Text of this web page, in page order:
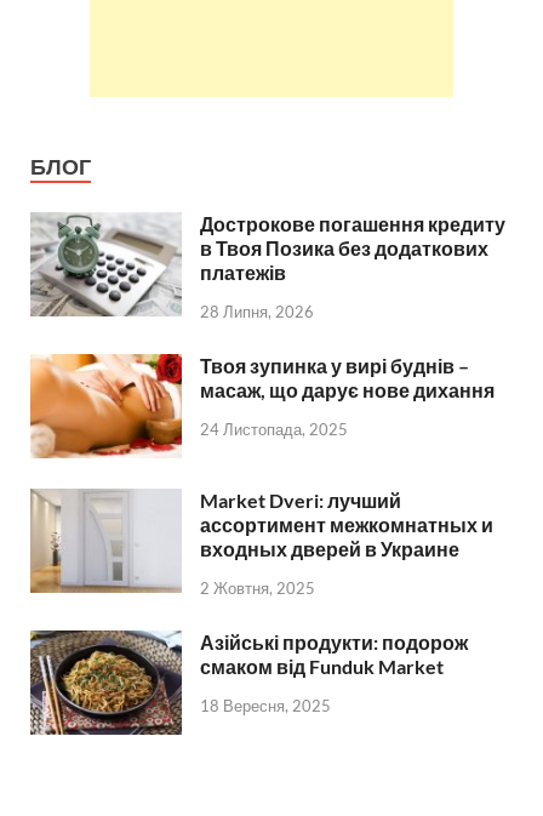
БЛОГ
Дострокове погашення кредиту
в Твоя Позика без додаткових
платежів
28 Липня, 2026
Твоя зупинка у вирі буднів –
масаж, що дарує нове дихання
24 Листопада, 2025
Market Dveri: лучший
ассортимент межкомнатных и
входных дверей в Украине
2 Жовтня, 2025
Азійські продукти: подорож
смаком від Funduk Market
18 Вересня, 2025